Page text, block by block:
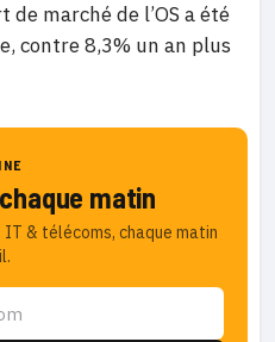
marché de l’OS a été
contre 8,3% un an plus
matin
& télécoms, chaque matin